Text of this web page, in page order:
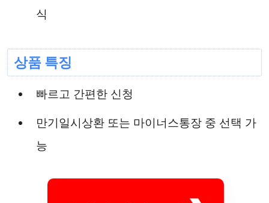
식
상품 특징
빠르고 간편한 신청
만기일시상환 또는 마이너스통장 중 선택 가
능